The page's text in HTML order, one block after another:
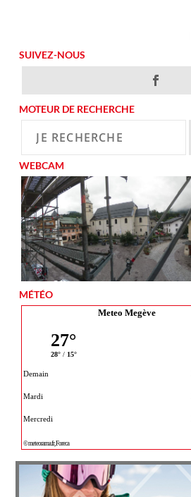
SUIVEZ-NOUS
MOTEUR DE RECHERCHE
WEBCAM
MÉTÉO
Meteo Megève